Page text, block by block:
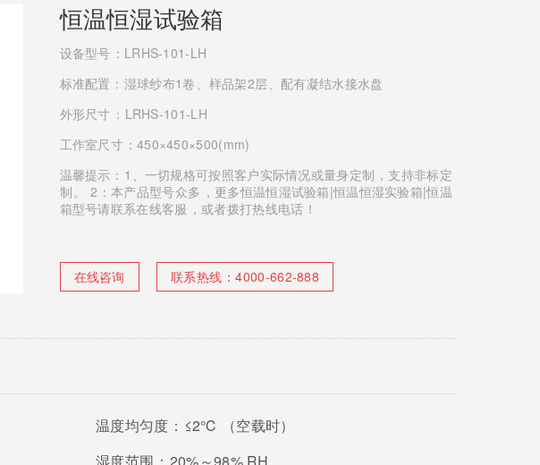
恒温恒湿试验箱
设备型号：LRHS-101-LH
标准配置：湿球纱布1卷、样品架2层、配有凝结水接水盘
外形尺寸：LRHS-101-LH
工作室尺寸：450×450×500(mm)
温馨提示：1、一切规格可按照客户实际情况或量身定制，支持非标定
制。 2：本产品型号众多，更多恒温恒湿试验箱|恒温恒湿实验箱|恒温
箱型号请联系在线客服，或者拨打热线电话！
在线咨询 联系热线：4000-662-888
温度均匀度： ≤2℃ （空载时）